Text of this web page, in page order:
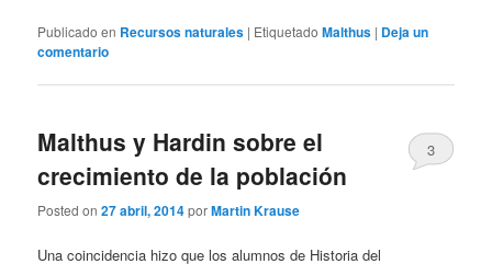
Publicado en Recursos naturales | Etiquetado Malthus | Deja un
comentario
Malthus y Hardin sobre el
crecimiento de la población
Posted on27 abril, 2014porMartin Krause
3
Una coincidencia hizo que los alumnos de Historia del